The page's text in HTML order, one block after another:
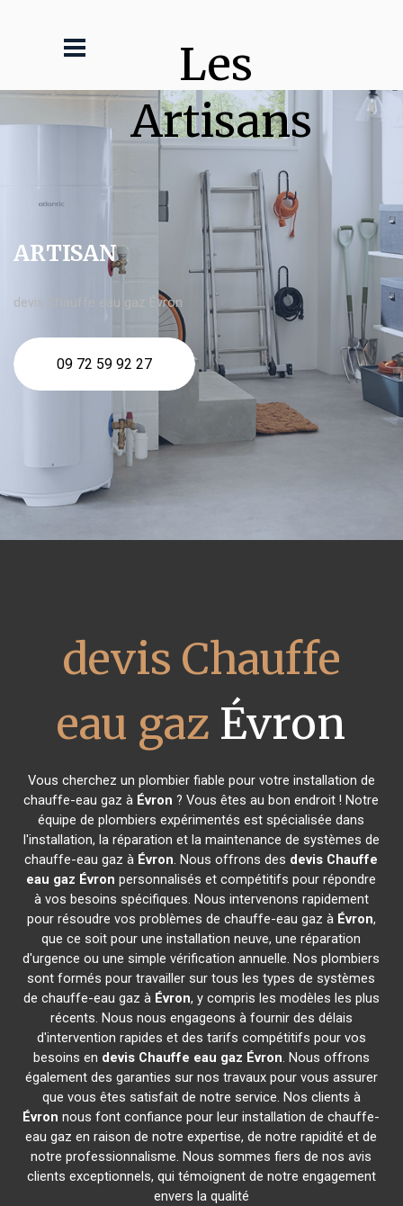
Les
Artisans
ARTISAN
devis Chauffe eau gaz Évron
09 72 59 92 27
devis Chauffe
eau gaz Évron
Vous cherchez un plombier fiable pour votre installation de
chauffe-eau gaz à Évron ? Vous êtes au bon endroit ! Notre
équipe de plombiers expérimentés est spécialisée dans
l'installation, la réparation et la maintenance de systèmes de
chauffe-eau gaz à Évron. Nous offrons des devis Chauffe
eau gaz Évron personnalisés et compétitifs pour répondre
à vos besoins spécifiques. Nous intervenons rapidement
pour résoudre vos problèmes de chauffe-eau gaz à Évron,
que ce soit pour une installation neuve, une réparation
d'urgence ou une simple vérification annuelle. Nos plombiers
sont formés pour travailler sur tous les types de systèmes
de chauffe-eau gaz à Évron, y compris les modèles les plus
récents. Nous nous engageons à fournir des délais
d'intervention rapides et des tarifs compétitifs pour vos
besoins en devis Chauffe eau gaz Évron. Nous offrons
également des garanties sur nos travaux pour vous assurer
que vous êtes satisfait de notre service. Nos clients à
Évron nous font confiance pour leur installation de chauffe-
eau gaz en raison de notre expertise, de notre rapidité et de
notre professionnalisme. Nous sommes fiers de nos avis
clients exceptionnels, qui témoignent de notre engagement
envers la qualité